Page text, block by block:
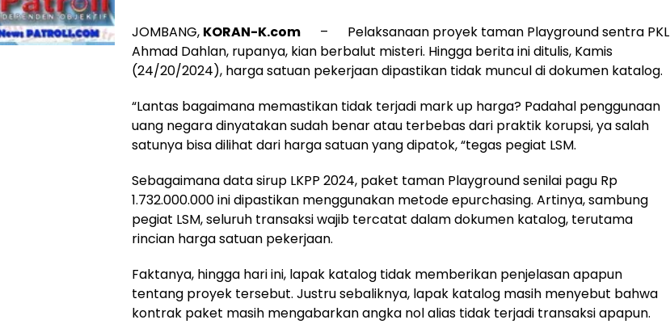
JOMBANG, KORAN-K.com – Pelaksanaan proyek taman Playground sentra PKL
Ahmad Dahlan, rupanya, kian berbalut misteri. Hingga berita ini ditulis, Kamis
(24/20/2024), harga satuan pekerjaan dipastikan tidak muncul di dokumen katalog.
“Lantas bagaimana memastikan tidak terjadi mark up harga? Padahal penggunaan
uang negara dinyatakan sudah benar atau terbebas dari praktik korupsi, ya salah
satunya bisa dilihat dari harga satuan yang dipatok, “tegas pegiat LSM.
Sebagaimana data sirup LKPP 2024, paket taman Playground senilai pagu Rp
1.732.000.000 ini dipastikan menggunakan metode epurchasing. Artinya, sambung
pegiat LSM, seluruh transaksi wajib tercatat dalam dokumen katalog, terutama
rincian harga satuan pekerjaan.
Faktanya, hingga hari ini, lapak katalog tidak memberikan penjelasan apapun
tentang proyek tersebut. Justru sebaliknya, lapak katalog masih menyebut bahwa
kontrak paket masih mengabarkan angka nol alias tidak terjadi transaksi apapun.